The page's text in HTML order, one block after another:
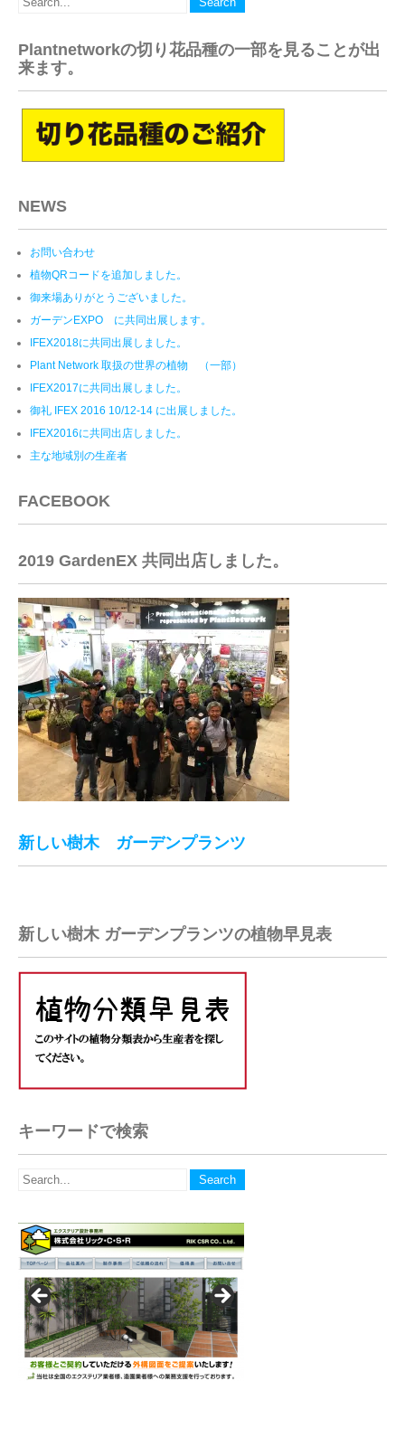
Plantnetworkの切り花品種の一部を見ることが出
来ます。
NEWS
お問い合わせ
植物QRコードを追加しました。
御来場ありがとうございました。
ガーデンEXPO に共同出展します。
IFEX2018に共同出展しました。
Plant Network 取扱の世界の植物 （一部）
IFEX2017に共同出展しました。
御礼 IFEX 2016 10/12-14 に出展しました。
IFEX2016に共同出店しました。
主な地域別の生産者
FACEBOOK
2019 GardenEX 共同出店しました。
新しい樹木 ガーデンプランツ
新しい樹木 ガーデンプランツの植物早見表
キーワードで検索